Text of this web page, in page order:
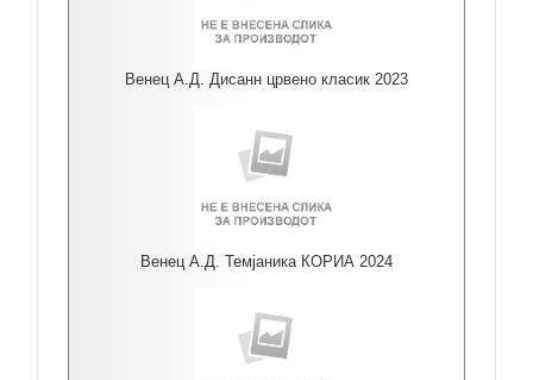
Венец А.Д. Дисанн црвено класик 2023
Венец А.Д. Темјаника КОРИА 2024